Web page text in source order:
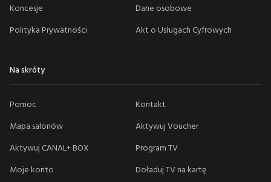
Koncesje
Dane osobowe
Polityka Prywatności
Akt o Usługach Cyfrowych
Na skróty
Pomoc
Kontakt
Mapa salonów
Aktywuj Voucher
Aktywuj CANAL+ BOX
Program TV
Moje konto
Doładuj TV na kartę